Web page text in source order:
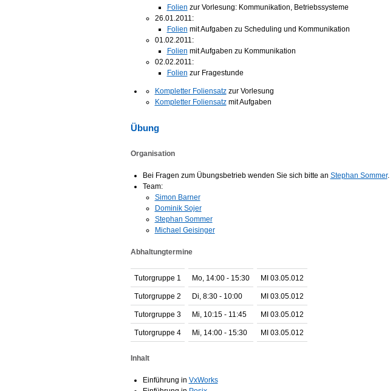
Folien zur Vorlesung: Kommunikation, Betriebssysteme
26.01.2011:
Folien mit Aufgaben zu Scheduling und Kommunikation
01.02.2011:
Folien mit Aufgaben zu Kommunikation
02.02.2011:
Folien zur Fragestunde
Kompletter Foliensatzzur Vorlesung
Kompletter Foliensatzmit Aufgaben
Übung
Organisation
Bei Fragen zum Übungsbetrieb wenden Sie sich bitte an Stephan Sommer.
Team:
Simon Barner
Dominik Sojer
Stephan Sommer
Michael Geisinger
Abhaltungtermine
Tutorgruppe 1 Mo, 14:00 - 15:30 MI 03.05.012
Tutorgruppe 2 Di, 8:30 - 10:00 MI 03.05.012
Tutorgruppe 3 Mi, 10:15 - 11:45 MI 03.05.012
Tutorgruppe 4 Mi, 14:00 - 15:30 MI 03.05.012
Inhalt
Einführung in VxWorks